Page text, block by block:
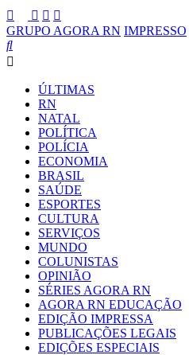
GRUPO AGORA RN IMPRESSO
ÚLTIMAS
RN
NATAL
POLÍTICA
POLÍCIA
ECONOMIA
BRASIL
SAÚDE
ESPORTES
CULTURA
SERVIÇOS
MUNDO
COLUNISTAS
OPINIÃO
SÉRIES AGORA RN
AGORA RN EDUCAÇÃO
EDIÇÃO IMPRESSA
PUBLICAÇÕES LEGAIS
EDIÇÕES ESPECIAIS